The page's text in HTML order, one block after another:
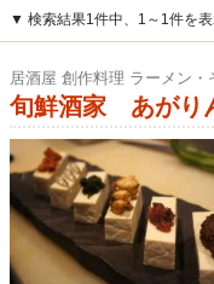
キッズルーム
安い
▼ 検索結果1件中、1～1件を表
居酒屋 創作料理 ラーメン・
旬鮮酒家 あがり